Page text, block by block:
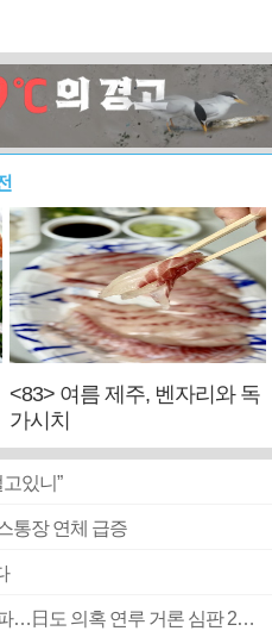
<83> 여름 제주, 벤자리와 독
가시치
있니”
통장 연체 급증
■ 축구협회 ‘성 접대’ 의혹 일파만파…日도 의혹 연루 거론 심판 2명 조사